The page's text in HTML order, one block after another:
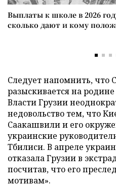
Выплаты к школе в 2026
сколько дают и кому
Следует напомнить, что
разыскивается на
Власти Грузии
недовольство тем, что
Саакашвили и его
украинские
Тбилиси. В апреле
отказала Грузии в
посчитав, что его
мотивам».